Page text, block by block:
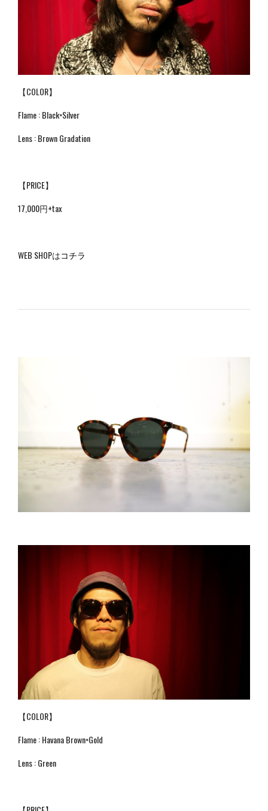
【COLOR】
Flame : Black×Silver
Lens : Brown Gradation
【PRICE】
17,000円+tax
WEB SHOPはコチラ
【COLOR】
Flame : Havana Brown×Gold
Lens : Green